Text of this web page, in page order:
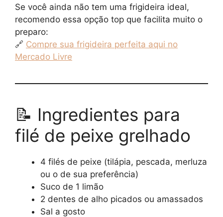
Se você ainda não tem uma frigideira ideal,
recomendo essa opção top que facilita muito o
preparo:
🔗 Compre sua frigideira perfeita aqui no
Mercado Livre
📝 Ingredientes para
filé de peixe grelhado
4 filés de peixe (tilápia, pescada, merluza
ou o de sua preferência)
Suco de 1 limão
2 dentes de alho picados ou amassados
Sal a gosto